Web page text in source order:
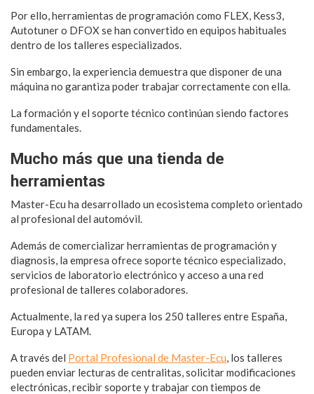
Por ello, herramientas de programación como FLEX, Kess3,
Autotuner o DFOX se han convertido en equipos habituales
dentro de los talleres especializados.
Sin embargo, la experiencia demuestra que disponer de una
máquina no garantiza poder trabajar correctamente con ella.
La formación y el soporte técnico continúan siendo factores
fundamentales.
Mucho más que una tienda de
herramientas
Master-Ecu ha desarrollado un ecosistema completo orientado
al profesional del automóvil.
Además de comercializar herramientas de programación y
diagnosis, la empresa ofrece soporte técnico especializado,
servicios de laboratorio electrónico y acceso a una red
profesional de talleres colaboradores.
Actualmente, la red ya supera los 250 talleres entre España,
Europa y LATAM.
A través del Portal Profesional de Master-Ecu, los talleres
pueden enviar lecturas de centralitas, solicitar modificaciones
electrónicas, recibir soporte y trabajar con tiempos de